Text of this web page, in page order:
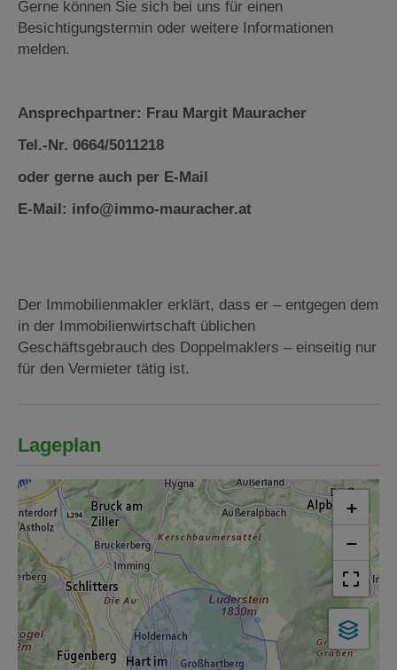
Gerne können Sie sich bei uns für einen
Besichtigungstermin oder weitere Informationen
melden.
Ansprechpartner: Frau Margit Mauracher
Tel.-Nr. 0664/5011218
oder gerne auch per E-Mail
E-Mail: info@immo-mauracher.at
Der Immobilienmakler erklärt, dass er – entgegen dem
in der Immobilienwirtschaft üblichen
Geschäftsgebrauch des Doppelmaklers – einseitig nur
für den Vermieter tätig ist.
Lageplan
+
−